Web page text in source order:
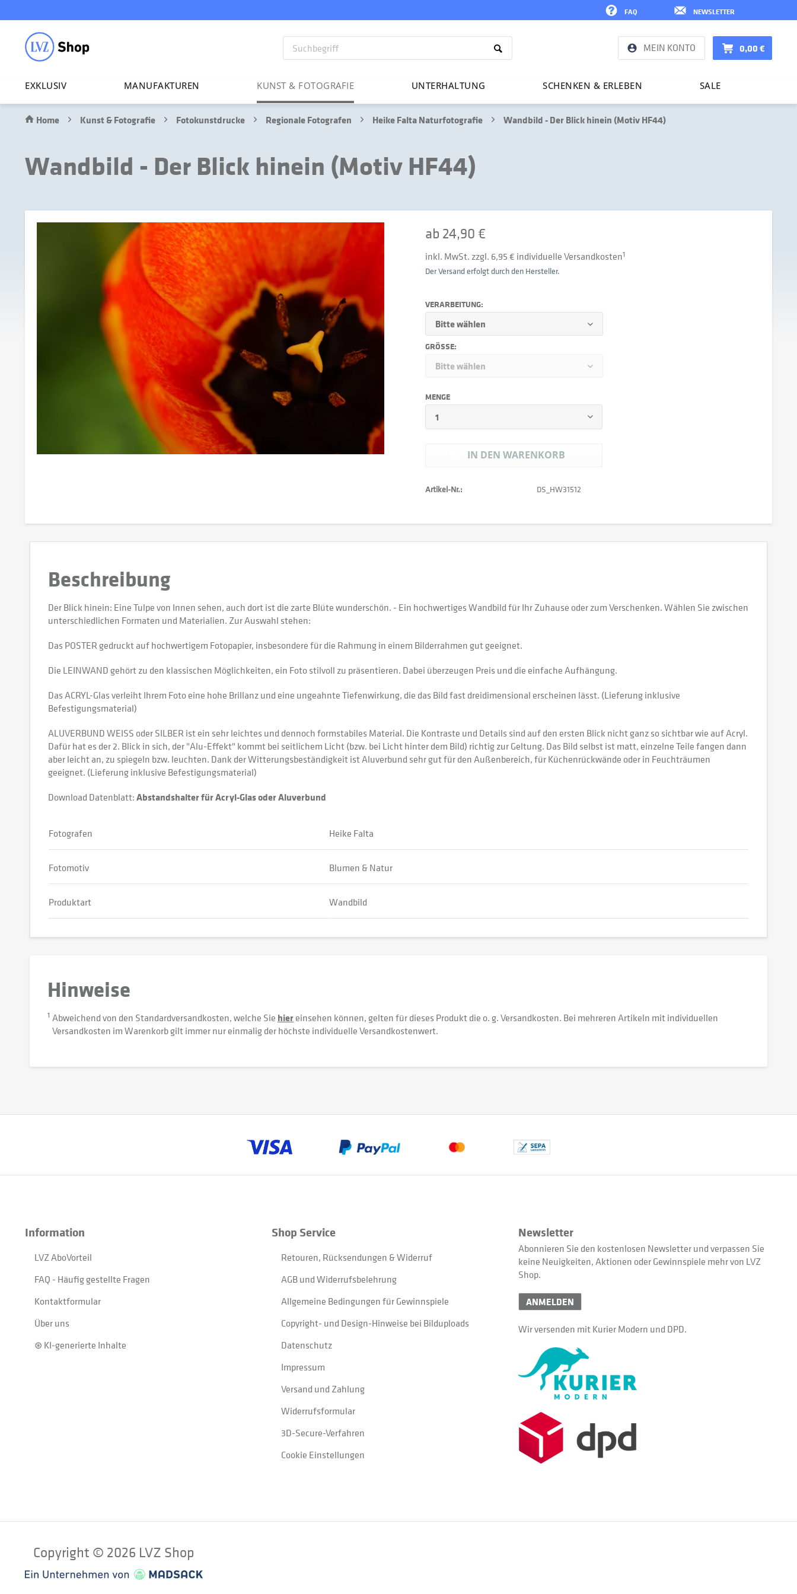
NEWSLETTER
FAQ
MEIN KONTO 0,00 €
EXKLUSIV MANU­FAK­TUREN KUNST & FOTO­GRAFIE UNTER­HAL­TUNG SCHENKEN & ERLEBEN SALE
Home Kunst & Fotografie Fotokunstdrucke Regionale Fotografen Heike Falta Naturfotografie Wandbild - Der Blick hinein (Motiv HF44)
Wandbild - Der Blick hinein (Motiv HF44)
ab 24,90 €
inkl. MwSt. zzgl. 6,95 € individuelle Versandkosten1
Der Versand erfolgt durch den Hersteller.
VERARBEITUNG:
GRÖSSE:
MENGE
IN DEN WARENKORB
Artikel-Nr.: DS_HW31512
Beschreibung
Der Blick hinein: Eine Tulpe von Innen sehen, auch dort ist die zarte Blüte wunderschön. - Ein hochwertiges Wandbild für Ihr Zuhause oder zum Verschenken. Wählen Sie zwischen
unterschiedlichen Formaten und Materialien. Zur Auswahl stehen:
Das POSTER gedruckt auf hochwertigem Fotopapier, insbesondere für die Rahmung in einem Bilderrahmen gut geeignet.
Die LEINWAND gehört zu den klassischen Möglichkeiten, ein Foto stilvoll zu präsentieren. Dabei überzeugen Preis und die einfache Aufhängung.
Das ACRYL-Glas verleiht Ihrem Foto eine hohe Brillanz und eine ungeahnte Tiefenwirkung, die das Bild fast dreidimensional erscheinen lässt. (Lieferung inklusive
Befestigungsmaterial)
ALUVERBUND WEISS oder SILBER ist ein sehr leichtes und dennoch formstabiles Material. Die Kontraste und Details sind auf den ersten Blick nicht ganz so sichtbar wie auf Acryl.
Dafür hat es der 2. Blick in sich, der "Alu-Effekt" kommt bei seitlichem Licht (bzw. bei Licht hinter dem Bild) richtig zur Geltung. Das Bild selbst ist matt, einzelne Teile fangen dann
aber leicht an, zu spiegeln bzw. leuchten. Dank der Witterungsbeständigkeit ist Aluverbund sehr gut für den Außenbereich, für Küchenrückwände oder in Feuchträumen
geeignet. (Lieferung inklusive Befestigungsmaterial)
Download Datenblatt:Abstandshalter für Acryl-Glas oder Aluverbund
Fotografen Heike Falta
Fotomotiv Blumen & Natur
Produktart Wandbild
Hinweise
1 Abweichend von den Standardversandkosten, welche Sie hiereinsehen können, gelten für dieses Produkt die o. g. Versandkosten. Bei mehreren Artikeln mit individuellen
Versandkosten im Warenkorb gilt immer nur einmalig der höchste individuelle Versandkostenwert.
Information
LVZ AboVorteil
FAQ - Häufig gestellte Fragen
Kontaktformular
Über uns
⊛ KI-generierte Inhalte
Shop Service
Retouren, Rücksendungen & Widerruf
AGB und Widerrufsbelehrung
Allgemeine Bedingungen für Gewinnspiele
Copyright- und Design-Hinweise bei Bilduploads
Datenschutz
Impressum
Versand und Zahlung
Widerrufsformular
3D-Secure-Verfahren
Cookie Einstellungen
Newsletter
Abonnieren Sie den kostenlosen Newsletter und verpassen Sie
keine Neuigkeiten, Aktionen oder Gewinnspiele mehr von LVZ
Shop.
ANMELDEN
Wir versenden mit Kurier Modern und DPD.
Copyright © 2026 LVZ Shop